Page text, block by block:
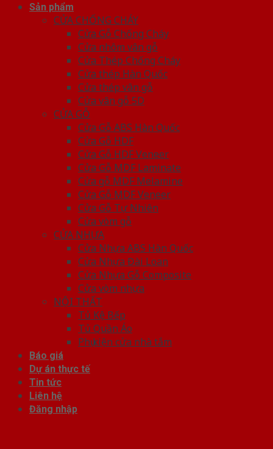
Sản phẩm
CỬA CHỐNG CHÁY
Cửa Gỗ Chống Cháy
Cửa nhôm vân gỗ
Cửa Thép Chống Cháy
Cửa thép Hàn Quốc
Cửa thép vân gỗ
Cửa vân gỗ 5D
CỬA GỖ
Cửa Gỗ ABS Hàn Quốc
Cửa Gỗ HDF
Cửa Gỗ HDF Veneer
Cửa Gỗ MDF Laminate
Cửa gỗ MDF Melamine
Cửa Gỗ MDF Veneer
Cửa Gỗ Tự Nhiên
Cửa vòm gỗ
CỬA NHỰA
Cửa Nhựa ABS Hàn Quốc
Cửa Nhựa Đài Loan
Cửa Nhựa Gỗ Composite
Cửa vòm nhựa
NỘI THẤT
Tủ Kệ Bếp
Tủ Quần Áo
Phụ kiện cửa nhà tắm
Báo giá
Dự án thực tế
Tin tức
Liên hệ
Đăng nhập